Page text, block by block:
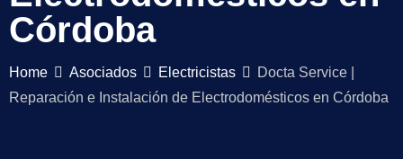
Córdoba
Home Asociados Electricistas
Docta Service |
Reparación e Instalación de Electrodomésticos en Córdoba